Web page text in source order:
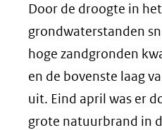
Door de droogte in
grondwaterstanden
hoge zandgronden
en de bovenste laag
uit. Eind april was er
grote natuurbrand in